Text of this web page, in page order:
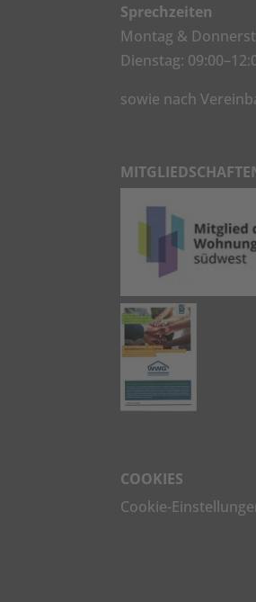
Sprechzeiten
Montag &
Dienstag:
sowie nach
COOKIES
Cookie-